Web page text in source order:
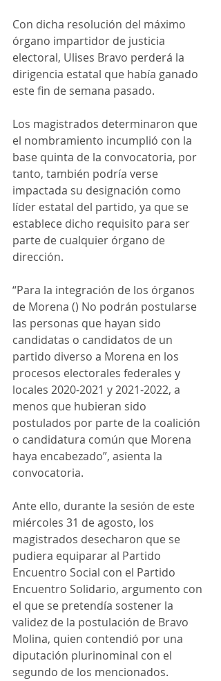
Con dicha resolución del máximo
órgano impartidor de justicia
electoral, Ulises Bravo perderá la
dirigencia estatal que había ganado
este fin de semana pasado.
Los magistrados determinaron que
el nombramiento incumplió con la
base quinta de la convocatoria, por
tanto, también podría verse
impactada su designación como
líder estatal del partido, ya que se
establece dicho requisito para ser
parte de cualquier órgano de
dirección.
“Para la integración de los órganos
de Morena () No podrán postularse
las personas que hayan sido
candidatas o candidatos de un
partido diverso a Morena en los
procesos electorales federales y
locales 2020-2021 y 2021-2022, a
menos que hubieran sido
postulados por parte de la coalición
o candidatura común que Morena
haya encabezado”, asienta la
convocatoria.
Ante ello, durante la sesión de este
miércoles 31 de agosto, los
magistrados desecharon que se
pudiera equiparar al Partido
Encuentro Social con el Partido
Encuentro Solidario, argumento con
el que se pretendía sostener la
validez de la postulación de Bravo
Molina, quien contendió por una
diputación plurinominal con el
segundo de los mencionados.